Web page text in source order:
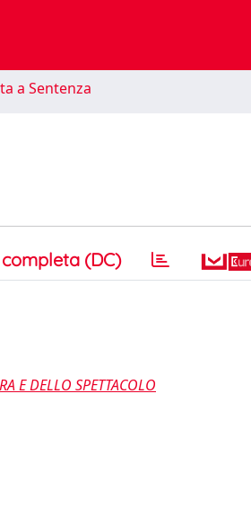
a Sentenza
(DC)
E DELLO SPETTACOLO